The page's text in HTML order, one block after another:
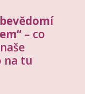
– co
na tu